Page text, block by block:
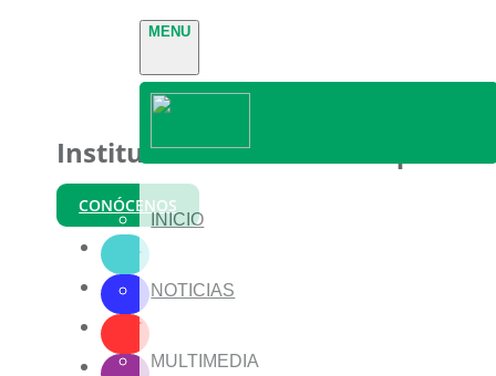
MENU
INICIO
NOTICIAS
MULTIMEDIA
Instituto Nacional de Parques
CONÓCENOS